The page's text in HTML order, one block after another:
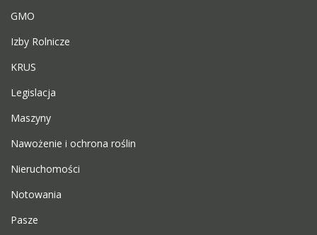
GMO
Izby Rolnicze
KRUS
Legislacja
Maszyny
Nawożenie i ochrona roślin
Nieruchomości
Notowania
Pasze